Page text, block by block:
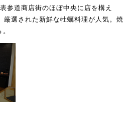
参道商店街のほぼ中央に店を構え
厳選された新鮮な牡蠣料理が人気。焼